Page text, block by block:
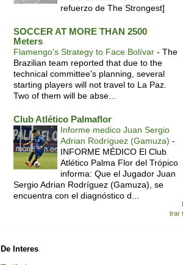
refuerzo de The Strongest]
SOCCER AT MORE THAN 2500
Meters
Flamengo's Strategy to Face Bolívar - The
Brazilian team reported that due to the
technical committee's planning, several
starting players will not travel to La Paz.
Two of them will be abse...
Club Atlético Palmaflor
Informe medico Juan Sergio
Adrian Rodríguez (Gamuza) -
INFORME MÉDICO El Club
Atlético Palma Flor del Trópico
informa: Que el Jugador Juan
Sergio Adrian Rodríguez (Gamuza), se
encuentra con el diagnóstico d...
trar
De Interes